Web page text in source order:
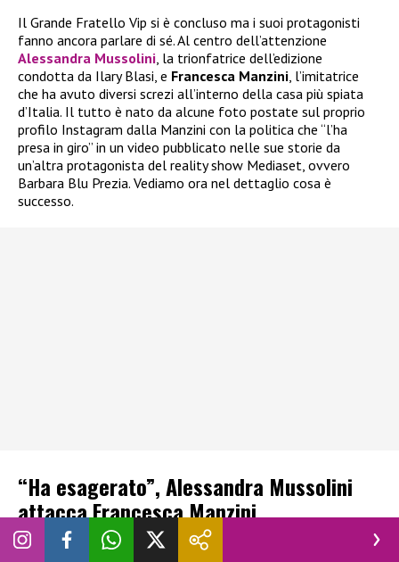
Il Grande Fratello Vip si è concluso ma i suoi protagonisti
fanno ancora parlare di sé. Al centro dell’attenzione
Alessandra Mussolini , la trionfatrice dell’edizione
condotta da Ilary Blasi, e Francesca Manzini , l’imitatrice
che ha avuto diversi screzi all’interno della casa più spiata
d’Italia. Il tutto è nato da alcune foto postate sul proprio
profilo Instagram dalla Manzini con la politica che “l’ha
presa in giro” in un video pubblicato nelle sue storie da
un’altra protagonista del reality show Mediaset, ovvero
Barbara Blu Prezia. Vediamo ora nel dettaglio cosa è
successo.
“Ha esagerato”, Alessandra Mussolini
attacca Francesca Manzini
Siparietto divertente tra Alessandra Mussolini e